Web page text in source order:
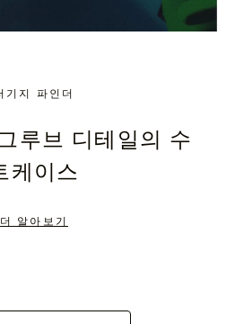
기지 파인더
루브 디테일의 수
케이스
더 알아보기